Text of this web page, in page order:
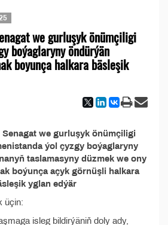
we gurluşyk önümçiligi
boýaglaryny öndürýän
boyunça halkara bäsleşik
we gurluşyk önümçiligi
ýol çyzgy boýaglaryny
taslamasyny düzmek we ony
boýunça açyk görnüşli halkara
yglan edýär
üçin:
isleg bildirýäniň doly ady,